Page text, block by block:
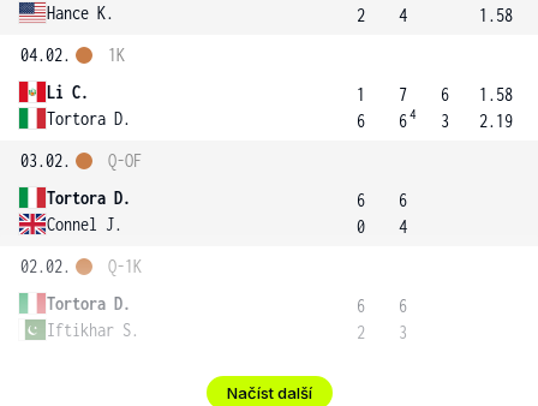
Hance K.
2
4
1.58
04.02.
Li C.
Tortora D.
1K
1
6
7
64
6
3
1.58
2.19
03.02.
Tortora D.
Connel J.
Q-OF
6
0
6
4
02.02.
Tortora D.
Iftikhar S.
Q-1K
6
2
6
3
Načíst další